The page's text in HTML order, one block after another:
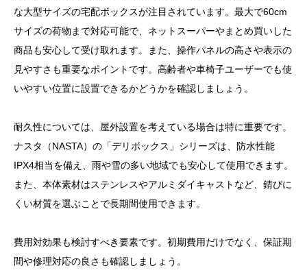
な大型サイズの宅配ボックスが注目されています。最大で60cm
サイズの荷物まで対応可能で、ネットスーパーやまとめ買いした
商品も安心して受け取れます。また、操作パネルの高さや表示の
見やすさも重要なポイントです。高齢者や車椅子ユーザーでも使
いやすい位置に設置できるかどうかを確認しましょう。
耐久性については、屋外設置を考えている場合は特に重要です。
ナスタ（NASTA）の「デリボックス」シリーズは、防水性能
IPX4相当を備え、雨や雪の多い地域でも安心して使用できます。
また、本体素材はステンレスやアルミダイキャストなど、錆びに
くい材質を選ぶことで長期間使用できます。
費用対効果も検討すべき要素です。初期費用だけでなく、保証期
間や修理対応の良さも確認しましょう。
1. 【宅配トラブル解決】一戸建て・マンション別！最
適な宅配ボックスの選び方
2. 再配達とサヨナラ！プロが教える宅配ボックス設置
の3つの重要ポイント
3. 防犯性・使いやすさ・耐久性で選ぶ！失敗しない宅
配ボックス購入ガイド
4. 不在でも安心！予算別おすすめ宅配ボックスと設置
場所の決め方
5. 配達員も喜ぶ！サイズ・機能別で解説する理想の宅